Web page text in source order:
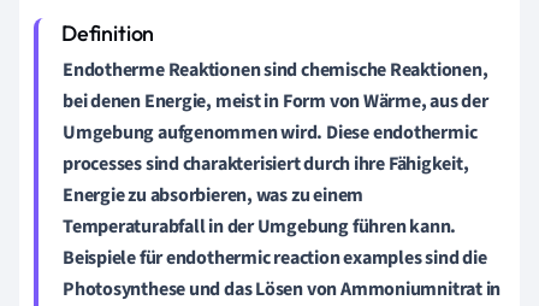
Endotherme Reaktionen sind chemische Reaktionen,
bei denen Energie, meist in Form von Wärme, aus der
Umgebung aufgenommen wird. Dieseendothermic
processessind charakterisiert durch ihre Fähigkeit,
Energie zu absorbieren, was zu einem
Temperaturabfall in der Umgebung führen kann.
Beispiele fürendothermic reaction examplessind die
Photosynthese und das Lösen von Ammoniumnitrat in